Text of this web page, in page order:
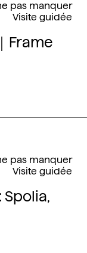
Frame
pas manquer
Visite guidée
Spolia,
pas manquer
Visite guidée